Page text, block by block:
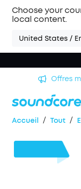
Choose your
local content.
United States /
Offres
Accueil / Tout /